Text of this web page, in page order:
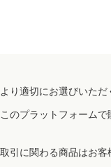
り適切にお選びいた
のプラットフォーム
引に関わる商品はお客